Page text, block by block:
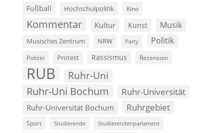
Fußball Hochschulpolitik Kino
Kommentar Kultur Kunst Musik
Musisches Zentrum NRW Party Politik
Polizei Protest Rassismus Rezension
RUB Ruhr-Uni
Ruhr-Uni Bochum Ruhr-Universität
Ruhr-Universität Bochum Ruhrgebiet
Sport Studierende Studierendenparlament